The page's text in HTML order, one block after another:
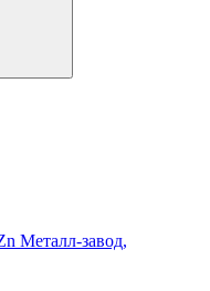
Металл-завод,